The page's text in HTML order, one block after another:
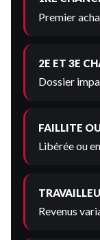
Premier
2E ET 3E
Dossier
FAILLITE
Libérée ou
Revenus